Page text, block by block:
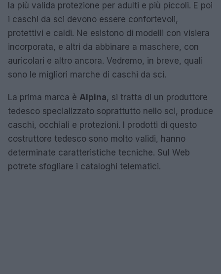
la più valida protezione per adulti e più piccoli. E poi
i caschi da sci devono essere confortevoli,
protettivi e caldi. Ne esistono di modelli con visiera
incorporata, e altri da abbinare a maschere, con
auricolari e altro ancora. Vedremo, in breve, quali
sono le migliori marche di caschi da sci.
La prima marca è Alpina, si tratta di un produttore
tedesco specializzato soprattutto nello sci, produce
caschi, occhiali e protezioni. I prodotti di questo
costruttore tedesco sono molto validi, hanno
determinate caratteristiche tecniche. Sul Web
potrete sfogliare i cataloghi telematici.